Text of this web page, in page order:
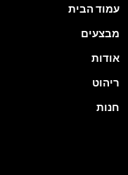
עמוד הבית
מבצעים
אודות
ריהוט
חנות